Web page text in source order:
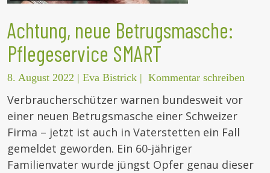
Achtung, neue Betrugsmasche:
Pflegeservice SMART
8. August 2022 | Eva Bistrick | Kommentar schreiben
Verbraucherschützer warnen bundesweit vor
einer neuen Betrugsmasche einer Schweizer
Firma – jetzt ist auch in Vaterstetten ein Fall
gemeldet geworden. Ein 60-jähriger
Familienvater wurde jüngst Opfer genau dieser